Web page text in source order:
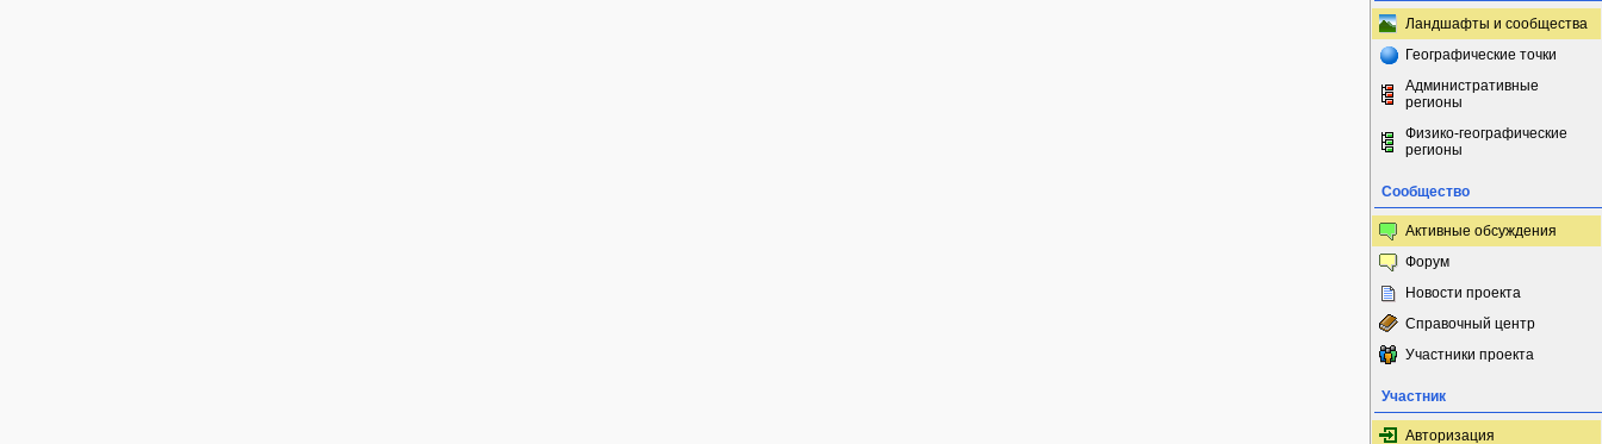
Ландшафты и сообщества
Географические точки
Административные
регионы
Физико-географические
регионы
Сообщество
Активные обсуждения
Форум
Новости проекта
Справочный центр
Участники проекта
Участник
Авторизация